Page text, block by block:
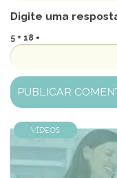
Digite uma
5 + 18 =
Vídeos